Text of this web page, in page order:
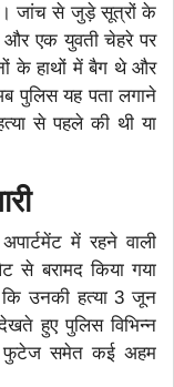
जांच से जुड़े सूत्रों के
एक युवती चेहरे पर
के हाथों में बैग थे और
यह पता लगाने
से पहले की थी या
में रहने वाली
से बरामद किया गया
उनकी हत्या 3 जून
हुए पुलिस विभिन्न
फुटेज समेत कई अहम